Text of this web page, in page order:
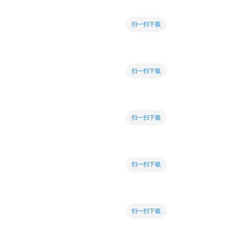
扫一扫下载
扫一扫下载
扫一扫下载
扫一扫下载
扫一扫下载